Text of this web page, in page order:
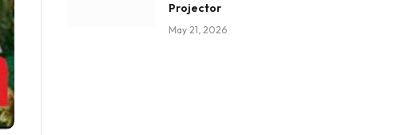
Projector
May 21, 2026